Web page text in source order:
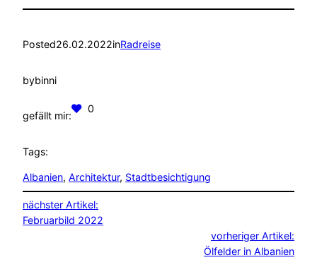
Posted26.02.2022inRadreise
bybinni
gefällt mir:
0
Tags:
Albanien, Architektur, Stadtbesichtigung
nächster Artikel:
Februarbild 2022
vorheriger Artikel:
Ölfelder in Albanien